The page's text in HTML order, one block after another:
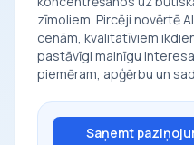
zīmoliem. Pircēji novērtē
cenām, kvalitatīviem
pastāvīgi mainīgu
piemēram, apģērbu un
Saņemt